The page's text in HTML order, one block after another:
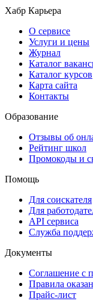
Хабр Карьера
О сервисе
Услуги и цены
Журнал
Каталог
Каталог курсов
Карта сайта
Контакты
Образование
Отзывы об
Рейтинг школ
Промокоды и
Помощь
Для соискателя
Для
API сервиса
Служба
Документы
Соглашение с
Правила
Прайс-лист